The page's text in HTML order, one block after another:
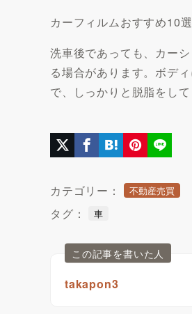
カーフィルムおすすめ10
洗車後であっても、カー
る場合があります。ボデ
で、しっかりと脱脂をして
カテゴリー： 不動産売買
タグ： 車
この記事を書いた人
takapon3